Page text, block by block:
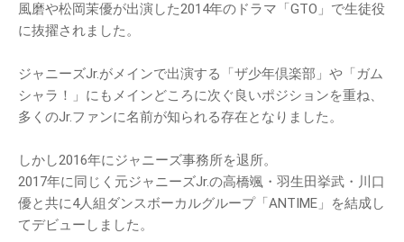
風磨や松岡茉優が出演した2014年のドラマ「GTO」で生徒役
に抜擢されました。
ジャニーズJr.がメインで出演する「ザ少年倶楽部」や「ガム
シャラ！」にもメインどころに次ぐ良いポジションを重ね、
多くのJr.ファンに名前が知られる存在となりました。
しかし2016年にジャニーズ事務所を退所。
2017年に同じく元ジャニーズJr.の高橋颯・羽生田挙武・川口
優と共に4人組ダンスボーカルグループ「ANTIME」を結成し
てデビューしました。